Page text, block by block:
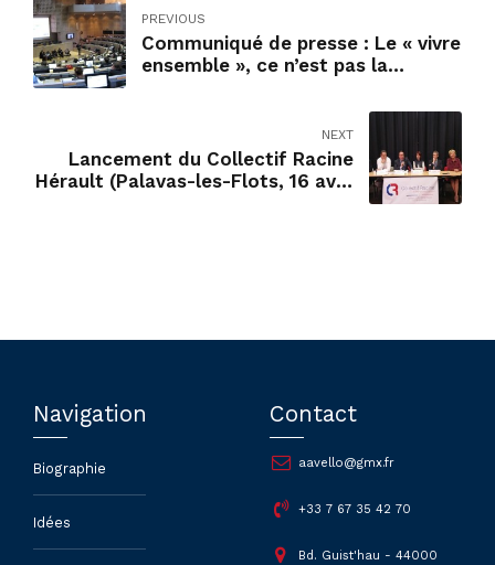
PREVIOUS
Communiqué de presse : Le « vivre
ensemble », ce n’est pas la
NEXT
Lancement du Collectif Racine
Hérault (Palavas-les-Flots, 16 avril
Navigation
Biographie
Idées
Contact
aavello@gmx.fr
+33 7 67 35 42 70
Bd. Guist'hau - 44000